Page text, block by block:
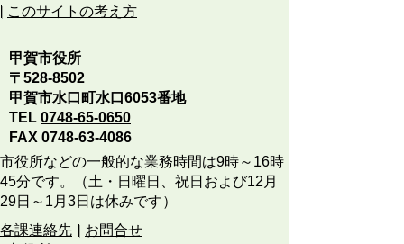
このサイトの考え方
甲賀市役所
〒528-8502
甲賀市水口町水口6053番地
TEL 0748-65-0650
FAX 0748-63-4086
市役所などの一般的な業務時間は9時～16時
45分です。（土・日曜日、祝日および12月
29日～1月3日は休みです）
各課連絡先
お問合せ